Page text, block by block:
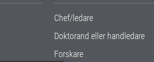
Chef/ledare
Doktorand eller handledare
Forskare